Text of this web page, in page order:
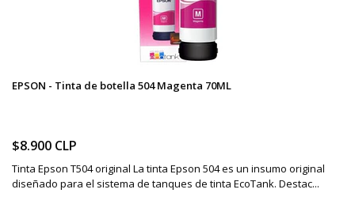
EPSON - Tinta de botella 504 Magenta 70ML
$8.900 CLP
Tinta Epson T504 original La tinta Epson 504 es un insumo original
diseñado para el sistema de tanques de tinta EcoTank. Destac...